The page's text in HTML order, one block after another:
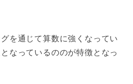
を通じて算数に強くなってい
なっているののが特徴となっ